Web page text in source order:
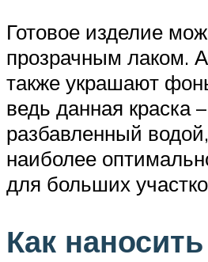
Готовое изделие
прозрачным лаком.
также украшают
ведь данная краска
разбавленный
наиболее
для больших
Как